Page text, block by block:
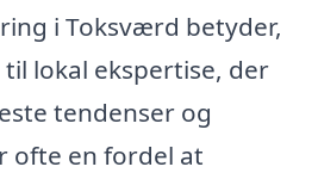
i Toksværd betyder,
lokal ekspertise, der
tendenser og
ofte en fordel at